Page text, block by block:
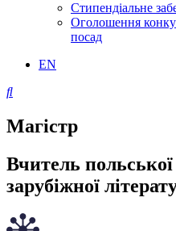
Стипендіальне
Оголошення
посад
EN
Магістр
Вчитель польської
зарубіжної